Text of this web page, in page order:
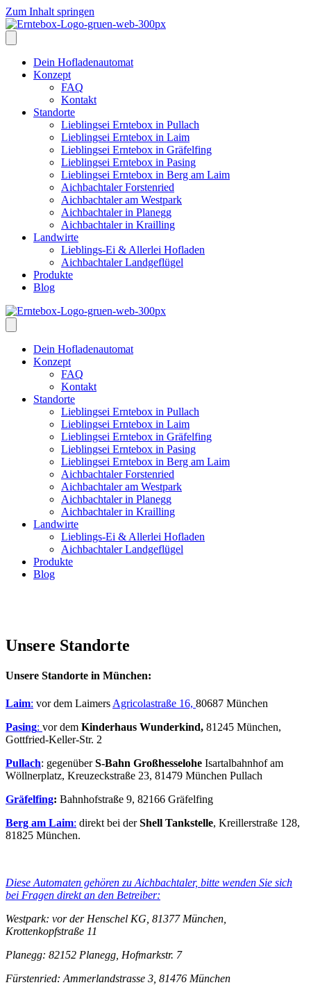
Zum Inhalt springen
Dein Hofladenautomat
Konzept
FAQ
Kontakt
Standorte
Lieblingsei Erntebox in Pullach
Lieblingsei Erntebox in Laim
Lieblingsei Erntebox in Gräfelfing
Lieblingsei Erntebox in Pasing
Lieblingsei Erntebox in Berg am Laim
Aichbachtaler Forstenried
Aichbachtaler am Westpark
Aichbachtaler in Planegg
Aichbachtaler in Krailling
Landwirte
Lieblings-Ei & Allerlei Hofladen
Aichbachtaler Landgeflügel
Produkte
Blog
Dein Hofladenautomat
Konzept
FAQ
Kontakt
Standorte
Lieblingsei Erntebox in Pullach
Lieblingsei Erntebox in Laim
Lieblingsei Erntebox in Gräfelfing
Lieblingsei Erntebox in Pasing
Lieblingsei Erntebox in Berg am Laim
Aichbachtaler Forstenried
Aichbachtaler am Westpark
Aichbachtaler in Planegg
Aichbachtaler in Krailling
Landwirte
Lieblings-Ei & Allerlei Hofladen
Aichbachtaler Landgeflügel
Produkte
Blog
Unsere Standorte
Unsere Standorte in München:
Laim: vor dem Laimers Agricolastraße 16, 80687 München
Pasing: vor dem Kinderhaus Wunderkind, 81245 München,
Gottfried-Keller-Str. 2
Pullach: gegenüberS-Bahn Großhesselohe Isartalbahnhof am
Wöllnerplatz, Kreuzeckstraße 23, 81479 München Pullach
Gräfelfing: Bahnhofstraße 9, 82166 Gräfelfing
Berg am Laim: direkt bei derShell Tankstelle, Kreillerstraße 128,
81825 München.
Diese Automaten gehören zu Aichbachtaler, bitte wenden Sie sich
bei Fragen direkt an den Betreiber:
Westpark: vor der Henschel KG, 81377 München,
Krottenkopfstraße 11
Planegg: 82152 Planegg, Hofmarkstr. 7
Fürstenried: Ammerlandstrasse 3, 81476 München